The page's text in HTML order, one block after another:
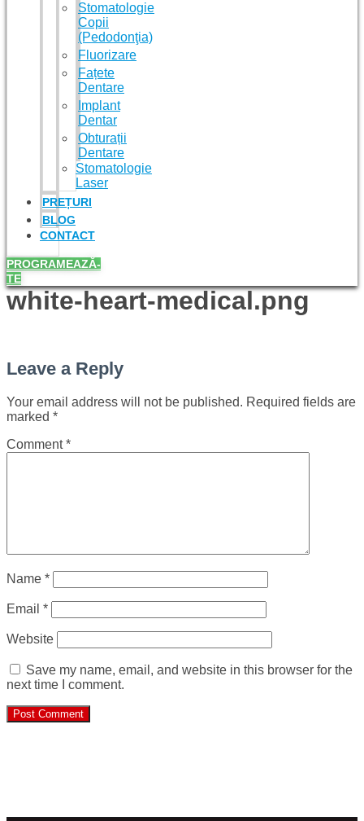
Stomatologie
Copii
(Pedodonţia)
Fluorizare
Fațete
Dentare
Implant
Dentar
Obturații
Dentare
Stomatologie
Laser
PREȚURI
BLOG
CONTACT
PROGRAMEAZĂ-
TE
white-heart-medical.png
Leave a Reply
Your email address will not be published. Required fields are
marked *
Comment*
Name *
Email *
Website
Save my name, email, and website in this browser for the
next time I comment.